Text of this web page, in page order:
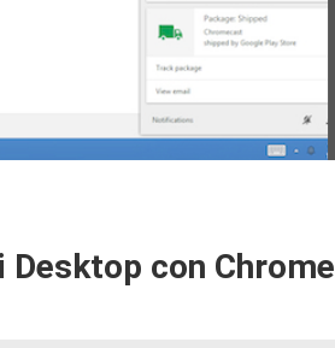
con Chrome